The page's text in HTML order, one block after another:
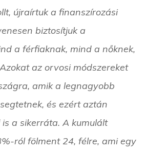
újraírtuk a finanszírozási
biztosítjuk a
a férfiaknak, mind a nőknek,
az orvosi módszereket
amik a legnagyobb
és ezért aztán
a sikerráta. A kumulált
ról fölment 24, félre, ami egy